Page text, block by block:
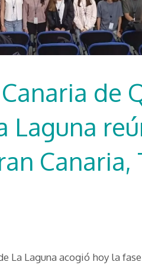
de
Laguna
Canaria,
La Laguna acogió hoy la